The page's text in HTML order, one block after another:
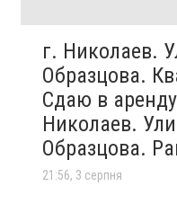
г. Николаев.
Образцова.
Сдаю в
Николаев.
Образцова.
21:56, 3 серпня